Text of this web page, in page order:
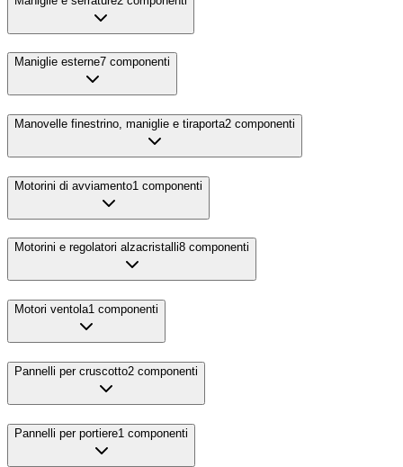
Maniglie esterne7 componenti
Manovelle finestrino, maniglie e tiraporta2 componenti
Motorini di avviamento1 componenti
Motorini e regolatori alzacristalli8 componenti
Motori ventola1 componenti
Pannelli per cruscotto2 componenti
Pannelli per portiere1 componenti